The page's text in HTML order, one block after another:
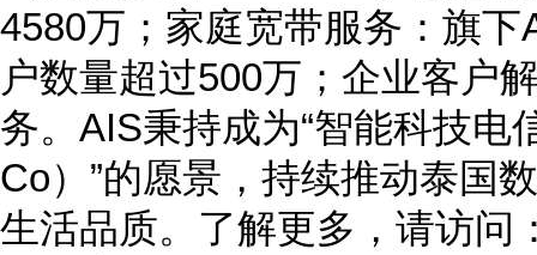
4580万；家庭宽带服务：旗
户数量超过500万；企业客户
务。AIS秉持成为“智能科技电
Co）”的愿景，持续推动泰国
生活品质。了解更多，请访问